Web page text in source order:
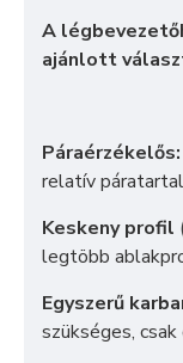
A
ajánlott
Páraérzékelős:
relatív
Keskeny profil
legtöbb
Egyszerű
szükséges,